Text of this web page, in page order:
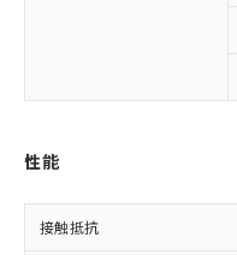
性能
接触抵抗
以下の条件をお
ご利用ください。
対応済み：
非含有に対応し
非含有に非対応